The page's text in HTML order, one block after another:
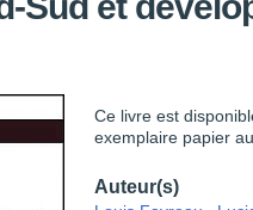
Ce livre est
exemplaire papier
Auteur(s)